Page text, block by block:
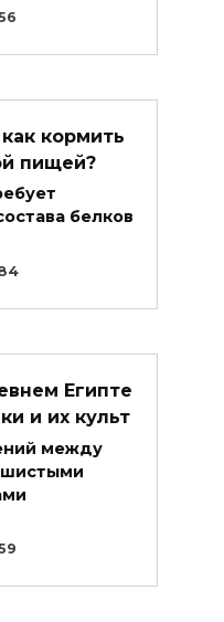
кормить
пищей?
белков
Египте
и их культ
между